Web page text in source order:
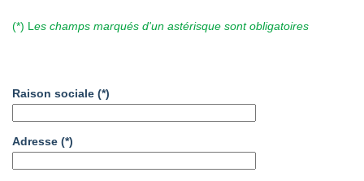
(*) L es champs marqués d'un astérisque sont obligatoires
Raison sociale (*)
Adresse (*)